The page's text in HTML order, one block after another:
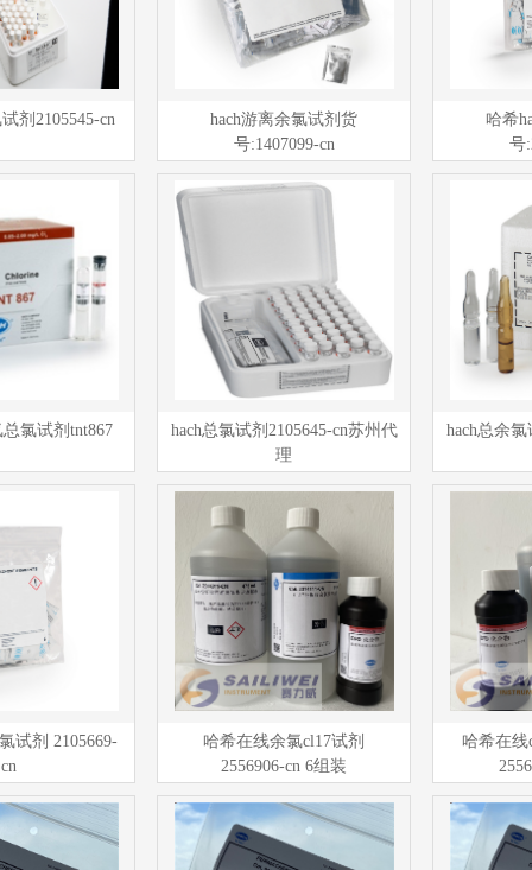
剂2105545-cn
hach游离余氯试剂货
号:1407099-cn
哈希
号
氯试剂tnt867
hach总氯试剂2105645-cn苏州代
理
hach总余氯
试剂 2105669-
cn
哈希在线余氯cl17试剂
2556906-cn 6组装
哈希在